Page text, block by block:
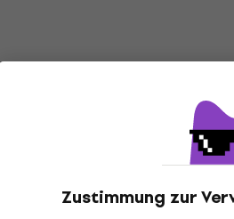
Zustimmung zur